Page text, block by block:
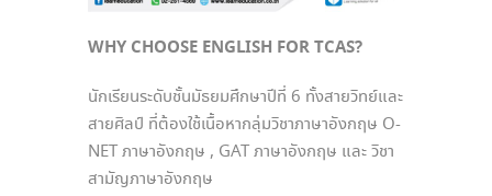
WHY CHOOSE ENGLISH FOR TCAS?
นักเรียนระดับชั้นมัธยมศึกษาปีที่ 6 ทั้งสายวิทย์และ
สายศิลป์ ที่ต้องใช้เนื้อหากลุ่มวิชาภาษาอังกฤษ O-
NET ภาษาอังกฤษ , GAT ภาษาอังกฤษ และ วิชา
สามัญภาษาอังกฤษ